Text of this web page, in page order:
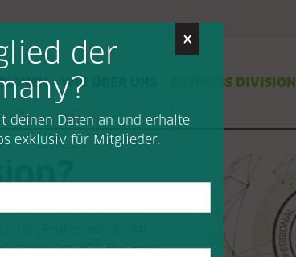
WIR ÜBER UNS BUSINESS DIVISION
klassischen Mitgliedern,
„Professionals im
der PGA Business
×
der
deinen Daten an und erhalte
exklusiv für Mitglieder.